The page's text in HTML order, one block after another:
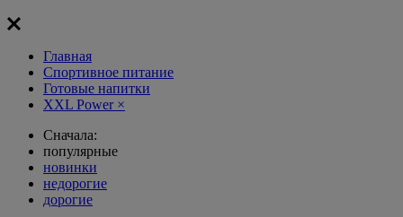
Главная
Спортивное питание
Готовые напитки
XXL Power ×
Сначала:
популярные
новинки
недорогие
дорогие